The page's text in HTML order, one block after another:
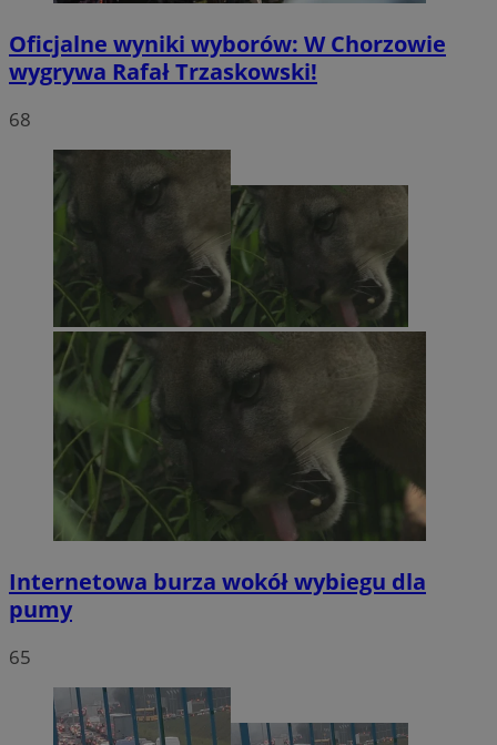
Oficjalne wyniki wyborów: W Chorzowie
wygrywa Rafał Trzaskowski!
68
Internetowa burza wokół wybiegu dla
pumy
65